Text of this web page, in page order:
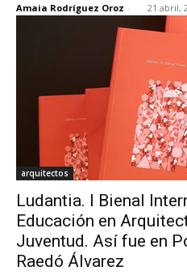
Amaia Rodríguez Oroz - 21 abril,
arquitectos
Ludantia. I Bienal
Educación en
Juventud. Así fue en
Raedó Álvarez